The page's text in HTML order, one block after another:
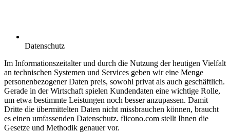
Datenschutz
Im Informationszeitalter und durch die Nutzung der heutigen Vielfalt
an technischen Systemen und Services geben wir eine Menge
personenbezogener Daten preis, sowohl privat als auch geschäftlich.
Gerade in der Wirtschaft spielen Kundendaten eine wichtige Rolle,
um etwa bestimmte Leistungen noch besser anzupassen. Damit
Dritte die übermittelten Daten nicht missbrauchen können, braucht
es einen umfassenden Datenschutz. flicono.com stellt Ihnen die
Gesetze und Methodik genauer vor.